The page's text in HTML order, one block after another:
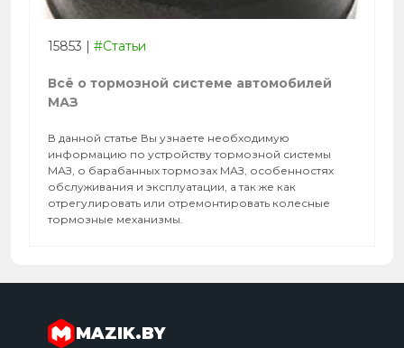
15853 | #Статьи
Всё о тормозной системе автомобилей
МАЗ
В данной статье Вы узнаете необходимую
информацию по устройству тормозной системы
МАЗ, о барабанных тормозах МАЗ, особенностях
обслуживания и эксплуатации, а так же как
отрегулировать или отремонтировать колесные
тормозные механизмы.
MAZIK.BY